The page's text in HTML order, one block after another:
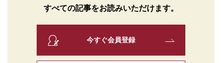
すべての記事をお読みいただけます。
今すぐ会員登録